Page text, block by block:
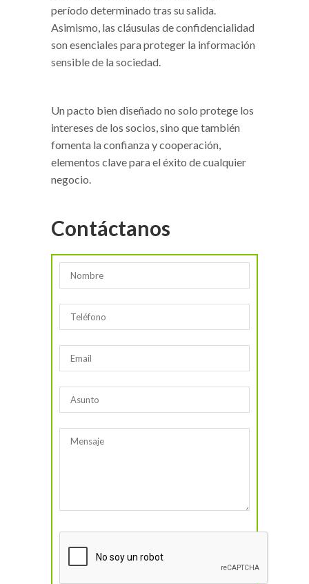
período determinado tras su salida.
Asimismo, las cláusulas de confidencialidad
son esenciales para proteger la información
sensible de la sociedad.
Un pacto bien diseñado no solo protege los
intereses de los socios, sino que también
fomenta la confianza y cooperación,
elementos clave para el éxito de cualquier
negocio.
Contáctanos